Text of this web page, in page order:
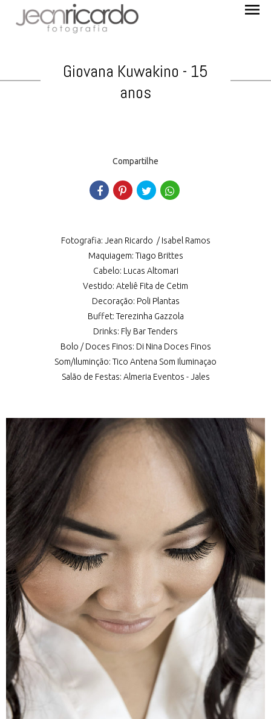
menu
Giovana Kuwakino - 15
anos
Compartilhe
Fotografia: Jean Ricardo / Isabel Ramos
Maquiagem: Tiago Brittes
Cabelo: Lucas Altomari
Vestido: Ateliê Fita de Cetim
Decoração: Poli Plantas
Buffet: Terezinha Gazzola
Drinks: Fly Bar Tenders
Bolo / Doces Finos: Di Nina Doces Finos
Som/Iluminção: Tico Antena Som Iluminaçao
Salão de Festas: Almeria Eventos - Jales